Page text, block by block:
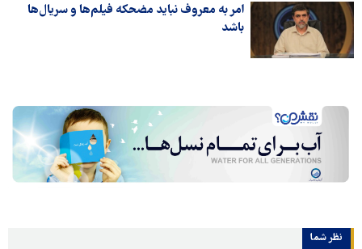
امر به معروف نباید مضحکه فیلم‌ها و سریال‌ها
باشد
نظر شما